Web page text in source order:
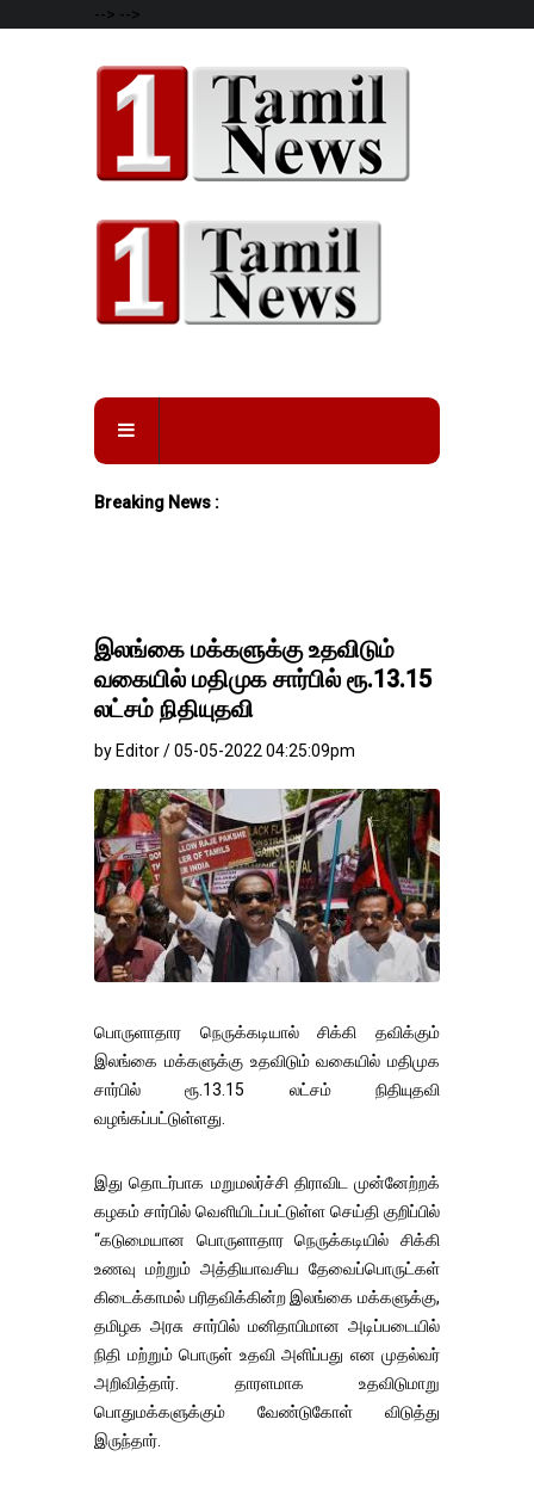
--> -->
Breaking News :
இலங்கை மக்களுக்கு உதவிடும்
வகையில் மதிமுக சார்பில் ரூ.13.15
லட்சம் நிதியுதவி
by Editor / 05-05-2022 04:25:09pm
பொருளாதார நெருக்கடியால் சிக்கி தவிக்கும்
இலங்கை மக்களுக்கு உதவிடும் வகையில் மதிமுக
சார்பில் ரூ.13.15 லட்சம் நிதியுதவி
வழங்கப்பட்டுள்ளது.
இது தொடர்பாக மறுமலர்ச்சி திராவிட முன்னேற்றக்
கழகம் சார்பில் வெளியிடப்பட்டுள்ள செய்தி குறிப்பில்
“கடுமையான பொருளாதார நெருக்கடியில் சிக்கி
உணவு மற்றும் அத்தியாவசிய தேவைப்பொருட்கள்
கிடைக்காமல் பரிதவிக்கின்ற இலங்கை மக்களுக்கு,
தமிழக அரசு சார்பில் மனிதாபிமான அடிப்படையில்
நிதி மற்றும் பொருள் உதவி அளிப்பது என முதல்வர்
அறிவித்தார். தாரளமாக உதவிடுமாறு
பொதுமக்களுக்கும் வேண்டுகோள் விடுத்து
இருந்தார்.